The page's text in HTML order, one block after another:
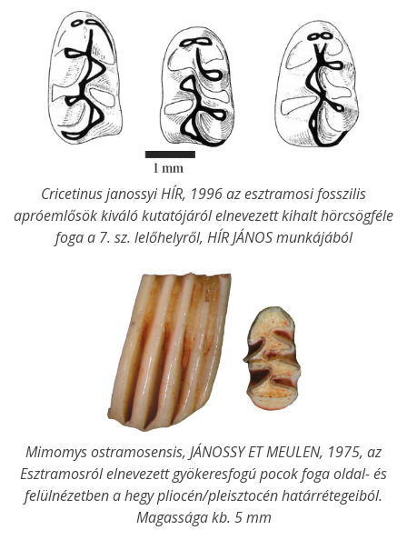
Cricetinus janossyi HÍR, 1996 az esztramosi fosszilis
apróemlősök kiváló kutatójáról elnevezett kihalt hörcsögféle
foga a 7. sz. lelőhelyről, HÍR JÁNOS munkájából
Mimomys ostramosensis, JÁNOSSY ET MEULEN, 1975, az
Esztramosról elnevezett gyökeresfogú pocok foga oldal- és
felülnézetben a hegy pliocén/pleisztocén határrétegeiból.
Magassága kb. 5 mm